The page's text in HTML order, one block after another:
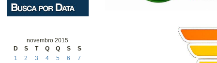
novembro 2015
D
S T Q Q S S
1 2 3 4 5 6
7